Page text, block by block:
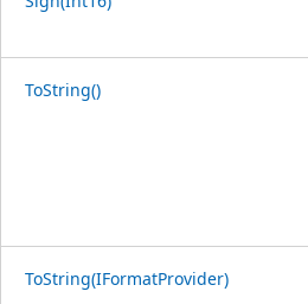
ToString()
ToString(IFormatProvider)